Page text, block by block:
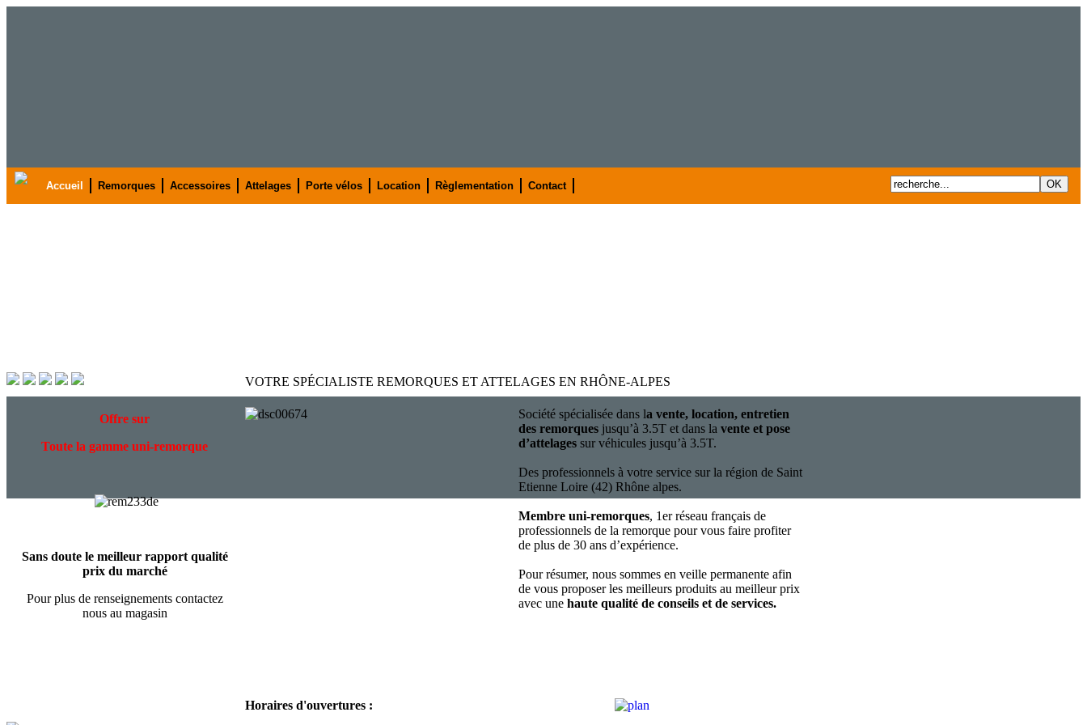
Accueil Remorques Accessoires Attelages Porte vélos Location Règlementation Contact
Offre sur
Toute la gamme uni-remorque
Sans doute le meilleur rapport qualité
prix du marché
Pour plus de renseignements contactez
nous au magasin
VOTRE SPÉCIALISTE REMORQUES ET ATTELAGES EN RHÔNE-ALPES
Société spécialisée dans la vente, location, entretien
des remorques jusqu’à 3.5T et dans la vente et pose
d’attelages sur véhicules jusqu’à 3.5T.
Des professionnels à votre service sur la région de Saint
Etienne Loire (42) Rhône alpes.
Membre uni-remorques, 1er réseau français de
professionnels de la remorque pour vous faire profiter
de plus de 30 ans d’expérience.
Pour résumer, nous sommes en veille permanente afin
de vous proposer les meilleurs produits au meilleur prix
avec une haute qualité de conseils et de services.
Horaires d'ouvertures :